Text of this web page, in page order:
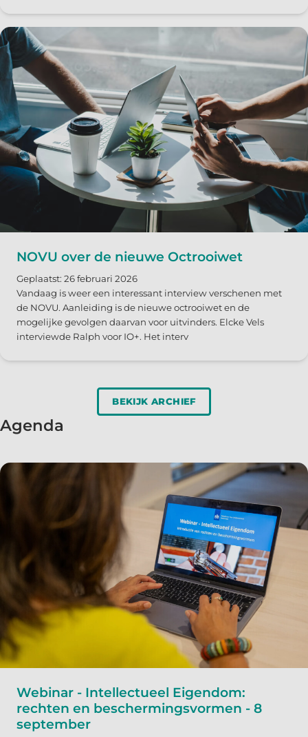
NOVU over de nieuwe Octrooiwet
Geplaatst: 26 februari 2026
Vandaag is weer een interessant interview verschenen met
de NOVU. Aanleiding is de nieuwe octrooiwet en de
mogelijke gevolgen daarvan voor uitvinders. Elcke Vels
interviewde Ralph voor IO+. Het interv
BEKIJK ARCHIEF
Agenda
Webinar - Intellectueel Eigendom:
rechten en beschermingsvormen - 8
september